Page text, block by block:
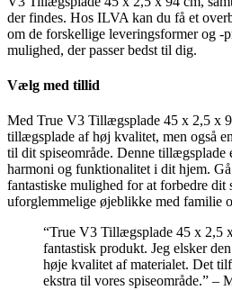
der findes. Hos ILVA kan du få et
om de forskellige leveringsformer og -
mulighed, der passer bedst til dig.
Vælg med tillid
Med True V3 Tillægsplade 45 x 2,5 x
tillægsplade af høj kvalitet, men også
til dit spiseområde. Denne tillægsplade
harmoni og funktionalitet i dit hjem.
fantastiske mulighed for at forbedre dit
uforglemmelige øjeblikke med familie
“True V3 Tillægsplade 45 x 2,5
fantastisk produkt. Jeg elsker
høje kvalitet af materialet. Det
ekstra til vores spiseområde.” –